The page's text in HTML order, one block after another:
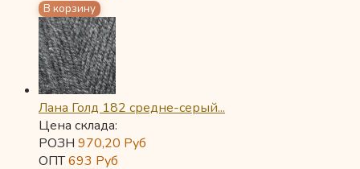
Лана Голд 182 средне-серый...
Цена склада:
РОЗН 970,20 Руб
ОПТ693 Руб